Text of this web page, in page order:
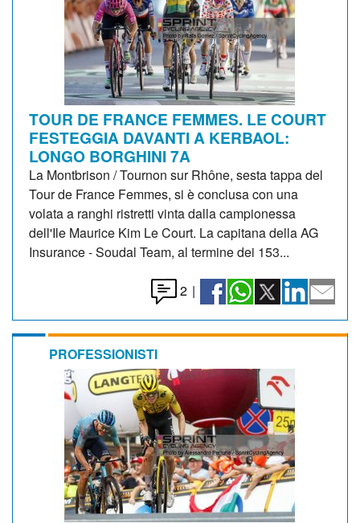
TOUR DE FRANCE FEMMES. LE COURT
FESTEGGIA DAVANTI A KERBAOL:
LONGO BORGHINI 7A
La Montbrison / Tournon sur Rhône, sesta tappa del
Tour de France Femmes, si è conclusa con una
volata a ranghi ristretti vinta dalla campionessa
dell'Ile Maurice Kim Le Court. La capitana della AG
Insurance - Soudal Team, al termine dei 153...
2 |
PROFESSIONISTI